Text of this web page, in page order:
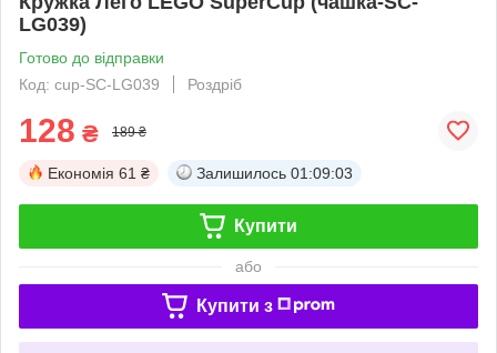
LG039)
Готово до відправки
Код: cup-SC-LG039
Роздріб
128 ₴ 189 ₴
Економія 61 ₴ Залишилось 01:09:03
Купити
або
Купити з